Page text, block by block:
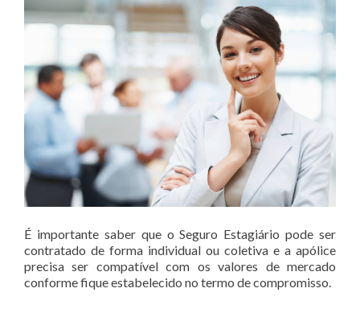
É importante saber que o Seguro Estagiário pode ser
contratado de forma individual ou coletiva e a apólice
precisa ser compatível com os valores de mercado
conforme fique estabelecido no termo de compromisso.